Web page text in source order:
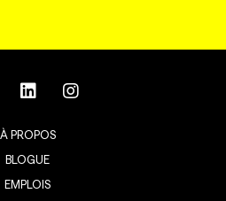
À PROPOS
BLOGUE
EMPLOIS